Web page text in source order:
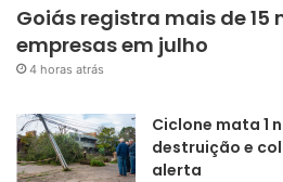
Goiás registra mais de 15
empresas em julho
4 horas atrás
Ciclone mata 1
destruição e
alerta